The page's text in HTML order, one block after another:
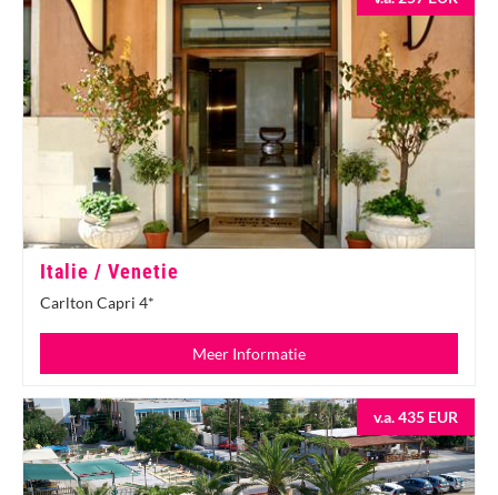
Italie / Venetie
Carlton Capri 4*
Meer Informatie
v.a. 435 EUR